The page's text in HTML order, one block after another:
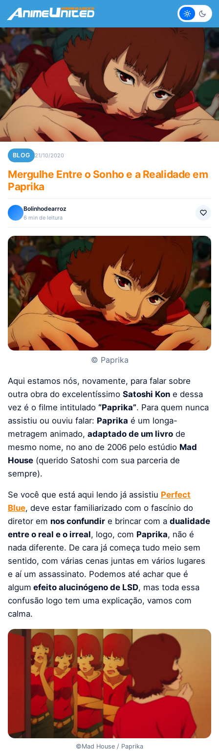
Claro
BLOG 21/10/2020
Mergulhe Entre o Sonho e a Realidade em
Paprika
Bolinhodearroz
6 min de leitura
© Paprika
Aqui estamos nós, novamente, para falar sobre
outra obra do excelentíssimo Satoshi Kon e dessa
vez é o filme intitulado “Paprika”. Para quem nunca
assistiu ou ouviu falar: Paprika é um longa-
metragem animado, adaptado de um livro de
mesmo nome, no ano de 2006 pelo estúdio Mad
House (querido Satoshi com sua parceria de
sempre).
Se você que está aqui lendo já assistiu Perfect
Blue, deve estar familiarizado com o fascínio do
diretor em nos confundir e brincar com a dualidade
entre o real e o irreal, logo, com Paprika, não é
nada diferente. De cara já começa tudo meio sem
sentido, com várias cenas juntas em vários lugares
e aí um assassinato. Podemos até achar que é
algum efeito alucinógeno de LSD, mas toda essa
confusão logo tem uma explicação, vamos com
calma.
©Mad House / Paprika